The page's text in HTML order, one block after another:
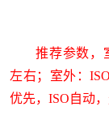
推荐参数，
左右；室外：
优先， ISO 自动